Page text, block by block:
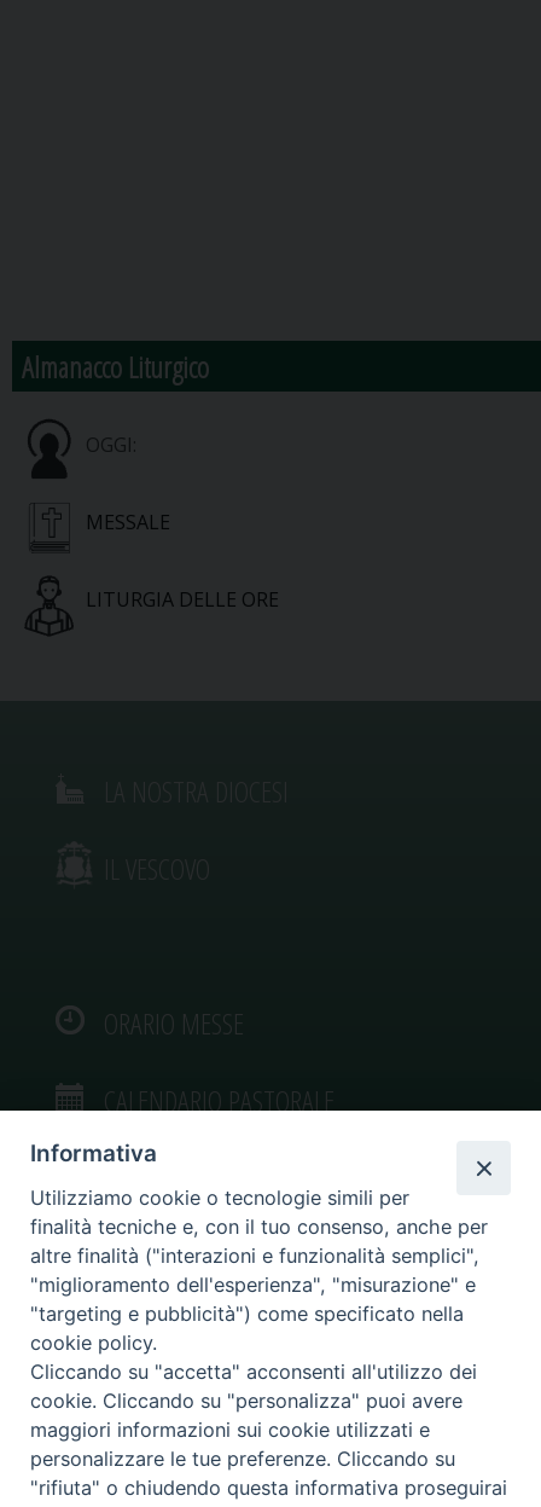
Almanacco Liturgico
OGGI:
MESSALE
LITURGIA DELLE ORE
IL VESCOVO
ORARIO MESSE
CALENDARIO PASTORALE
VIDEOGALLERY
PHOTOGALLERY
Diocesi di Caltagirone
Piazza San Francesco d’Assisi, 9 – tel. 0933.34186 – fax 0933.820590 e-mail:
Informativa
Utilizziamo cookie o tecnologie simili per
finalità tecniche e, con il tuo consenso, anche per
altre finalità ("interazioni e funzionalità semplici",
"miglioramento dell'esperienza", "misurazione" e
"targeting e pubblicità") come specificato nella
cookie policy.
Cliccando su "accetta" acconsenti all'utilizzo dei
cookie. Cliccando su "personalizza" puoi avere
maggiori informazioni sui cookie utilizzati e
personalizzare le tue preferenze. Cliccando su
"rifiuta" o chiudendo questa informativa proseguirai